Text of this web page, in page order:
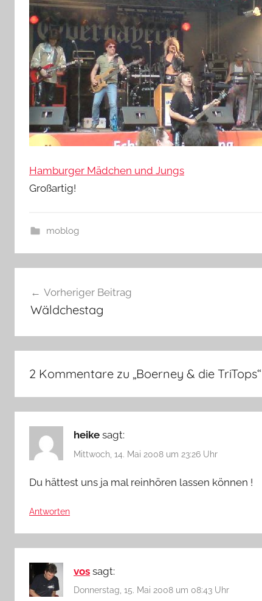
Hamburger Mädchen und Jungs
Großartig!
moblog
Vorheriger Beitrag
Wäldchestag
2 Kommentare zu „Boerney & die TriTops“
heike sagt:
Mittwoch, 14. Mai 2008 um 23:26 Uhr
Du hättest uns ja mal reinhören lassen können !
Antworten
vos sagt:
Donnerstag, 15. Mai 2008 um 08:43 Uhr